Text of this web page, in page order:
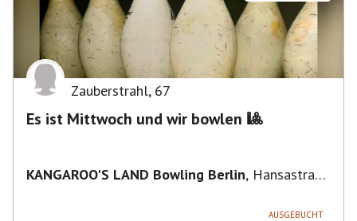
Zauberstrahl, 67
Es ist Mittwoch und wir bowlen 🎱
KANGAROO'S LAND Bowling Berlin, Hansastraße
AUSGEBUCHT